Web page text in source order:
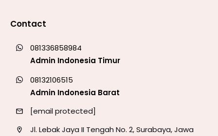
Contact
081336858984
Admin Indonesia Timur
08132106515
Admin Indonesia Barat
[email protected]
Jl. Lebak Jaya II Tengah No. 2, Surabaya, Jawa